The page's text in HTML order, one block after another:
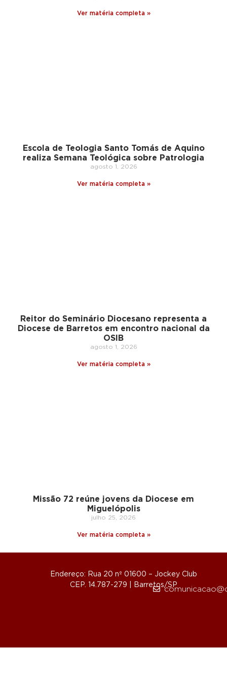
Ver matéria completa »
Escola de Teologia Santo Tomás de Aquino
realiza Semana Teológica sobre Patrologia
agosto 1, 2026
Ver matéria completa »
Reitor do Seminário Diocesano representa a
Diocese de Barretos em encontro nacional da
OSIB
agosto 1, 2026
Ver matéria completa »
Missão 72 reúne jovens da Diocese em
Miguelópolis
julho 25, 2026
Ver matéria completa »
Endereço: Rua 20 nº 01600 – Jockey Club
CEP. 14.787-279 | Barretos/SP